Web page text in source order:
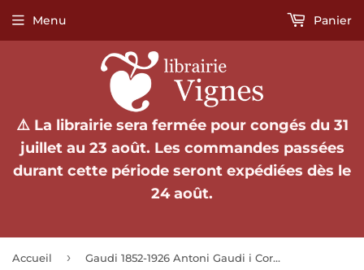
⚠️ La librairie sera fermée pour congés du 31
juillet au 23 août. Les commandes passées
durant cette période seront expédiées dès le
24 août.
Menu Panier
Accueil › Gaudi 1852-1926 Antoni Gaudi i Cornet une vie en architecture